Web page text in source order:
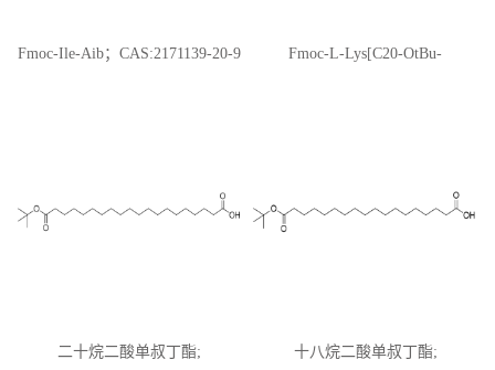
Fmoc-Ile-Aib；CAS:2171139-20-9
Fmoc-L-Lys[C20-OtBu-
二十烷二酸单叔丁酯;
十八烷二酸单叔丁酯;